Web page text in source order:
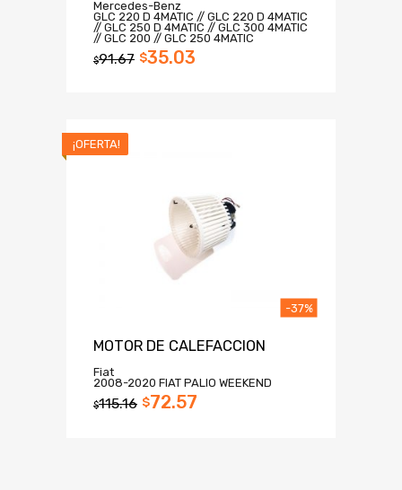
Mercedes-Benz
GLC 220 D 4MATIC // GLC 220 D 4MATIC
// GLC 250 D 4MATIC // GLC 300 4MATIC
// GLC 200 // GLC 250 4MATIC
$91.67 $35.03
¡OFERTA!
MOTOR DE CALEFACCION
Fiat
2008-2020 FIAT PALIO WEEKEND
$115.16 $72.57
-37%